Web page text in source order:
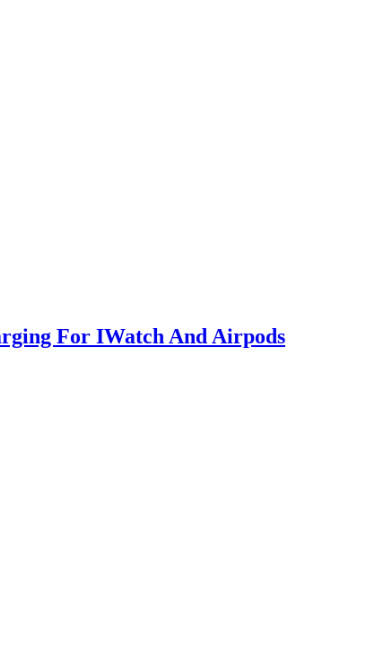
For IWatch And Airpods